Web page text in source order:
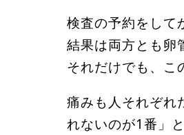
検査の予約をして
結果は両方とも卵
それだけでも、こ
痛みも人それぞれ
れないのが1番」